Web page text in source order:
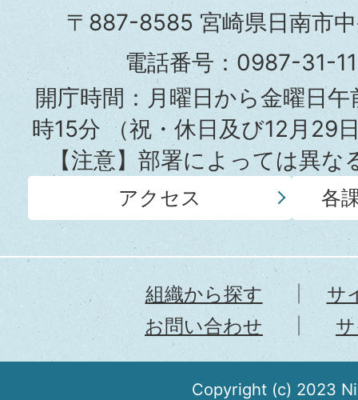
市
役
所
〒887-8585 宮崎県日南市
電話番号：0987-31-
開庁時間：月曜日から金曜日
時15分（祝・休日及び12月29
【注意】部署によっては異
アクセス 各
組織から探す
サ
お問い合わせ
Copyright (c) 2023